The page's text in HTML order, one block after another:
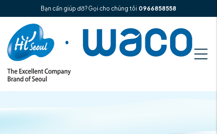
Bạn cần giúp đỡ? Gọi cho chúng tôi 0966858558